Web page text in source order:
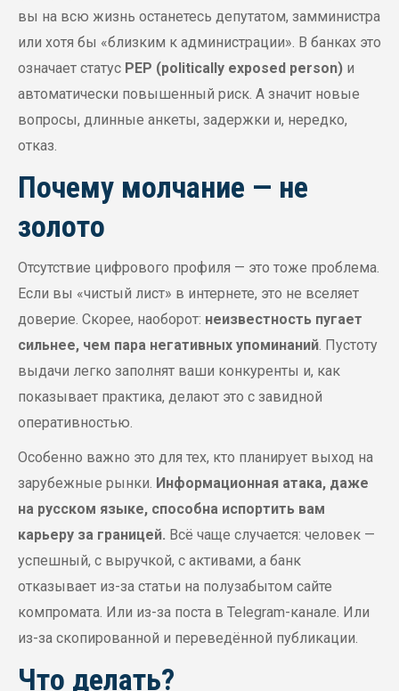
вы на всю жизнь останетесь депутатом, замминистра
или хотя бы «близким к администрации». В банках это
означает статус PEP (politically exposed person) и
автоматически повышенный риск. А значит новые
вопросы, длинные анкеты, задержки и, нередко,
отказ.
Почему молчание — не
золото
Отсутствие цифрового профиля — это тоже проблема.
Если вы «чистый лист» в интернете, это не вселяет
доверие. Скорее, наоборот: неизвестность пугает
сильнее, чем пара негативных упоминаний. Пустоту
выдачи легко заполнят ваши конкуренты и, как
показывает практика, делают это с завидной
оперативностью.
Особенно важно это для тех, кто планирует выход на
зарубежные рынки. Информационная атака, даже
на русском языке, способна испортить вам
карьеру за границей. Всё чаще случается: человек —
успешный, с выручкой, с активами, а банк
отказывает из-за статьи на полузабытом сайте
компромата. Или из-за поста в Telegram-канале. Или
из-за скопированной и переведённой публикации.
Что делать?